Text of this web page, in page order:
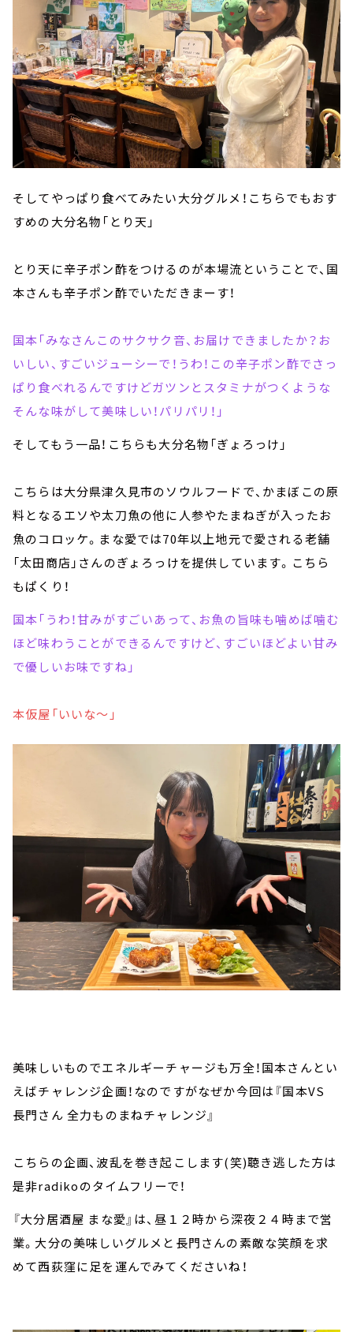
そしてやっぱり食べてみたい大分グルメ！こちらでもおす
すめの大分名物「とり天」
とり天に辛子ポン酢をつけるのが本場流ということで、国
本さんも辛子ポン酢でいただきまーす！
国本「みなさんこのサクサク音、お届けできましたか？お
いしい、すごいジューシーで！うわ！この辛子ポン酢でさっ
ぱり食べれるんですけどガツンとスタミナがつくような
そんな味がして美味しい！パリパリ！」
そしてもう一品！こちらも大分名物「ぎょろっけ」
こちらは大分県津久見市のソウルフードで、かまぼこの原
料となるエソや太刀魚の他に人参やたまねぎが入ったお
魚のコロッケ。まな愛では70年以上地元で愛される老舗
「太田商店」さんのぎょろっけを提供しています。こちら
もぱくり！
国本「うわ！甘みがすごいあって、お魚の旨味も噛めば噛む
ほど味わうことができるんですけど、すごいほどよい甘み
で優しいお味ですね」
本仮屋「いいな～」
美味しいものでエネルギーチャージも万全！国本さんとい
えばチャレンジ企画！なのですがなぜか今回は『国本VS
長門さん 全力ものまねチャレンジ』
こちらの企画、波乱を巻き起こします(笑)聴き逃した方は
是非radikoのタイムフリーで！
『大分居酒屋 まな愛』は、昼１２時から深夜２４時まで営
業。大分の美味しいグルメと長門さんの素敵な笑顔を求
めて西荻窪に足を運んでみてくださいね！